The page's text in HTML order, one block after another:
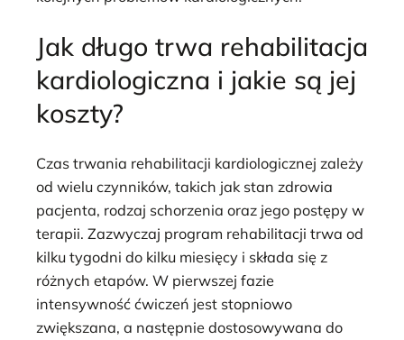
Jak długo trwa rehabilitacja
kardiologiczna i jakie są jej
koszty?
Czas trwania rehabilitacji kardiologicznej zależy
od wielu czynników, takich jak stan zdrowia
pacjenta, rodzaj schorzenia oraz jego postępy w
terapii. Zazwyczaj program rehabilitacji trwa od
kilku tygodni do kilku miesięcy i składa się z
różnych etapów. W pierwszej fazie
intensywność ćwiczeń jest stopniowo
zwiększana, a następnie dostosowywana do